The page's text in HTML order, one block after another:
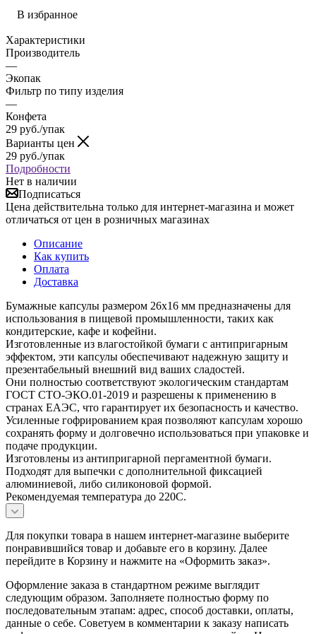
В избранное
Характеристики
Производитель
—
Экопак
Фильтр по типу изделия
—
Конфета
29 руб./упак
Варианты цен
29 руб./упак
Подробности
Нет в наличии
Подписаться
Цена действительна только для интернет-магазина и может
отличаться от цен в розничных магазинах
Описание
Как купить
Оплата
Доставка
Бумажные капсулы размером 26x16 мм предназначены для
использования в пищевой промышленности, таких как
кондитерские, кафе и кофейни.
Изготовленные из влагостойкой бумаги с антипригарным
эффектом, эти капсулы обеспечивают надежную защиту и
презентабельный внешний вид ваших сладостей.
Они полностью соответствуют экологическим стандартам
ГОСТ СТО-ЭКО.01-2019 и разрешены к применению в
странах ЕАЭС, что гарантирует их безопасность и качество.
Усиленные гофрированием края позволяют капсулам хорошо
сохранять форму и долговечно использоваться при упаковке и
подаче продукции.
Изготовлены из антипригарной пергаментной бумаги.
Подходят для выпечки с дополнительной фиксацией
алюминиевой, либо силиконовой формой.
Рекомендуемая температура до 220C.
Для покупки товара в нашем интернет-магазине выберите
понравившийся товар и добавьте его в корзину. Далее
перейдите в Корзину и нажмите на «Оформить заказ».
Оформление заказа в стандартном режиме выглядит
следующим образом. Заполняете полностью форму по
последовательным этапам: адрес, способ доставки, оплаты,
данные о себе. Советуем в комментарии к заказу написать